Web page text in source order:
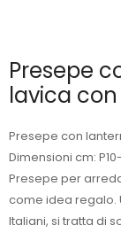
Presepe
lavica
Presepe con
Dimensioni cm:
Presepe per
come idea regalo.
Italiani, si tratta di